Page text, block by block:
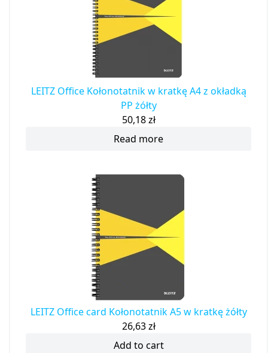
LEITZ Office Kołonotatnik w kratkę A4 z okładką
PP żółty
50,18zł
Read more
LEITZ Office card Kołonotatnik A5 w kratkę żółty
26,63zł
Add to cart